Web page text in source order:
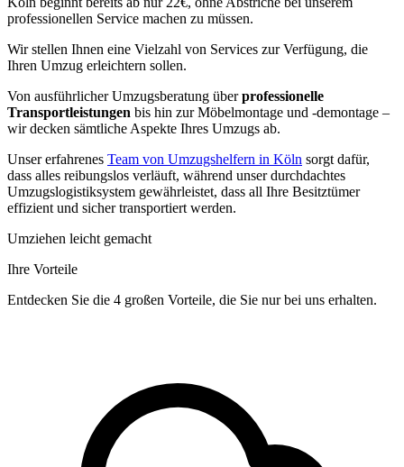
professionellen Service machen zu müssen.
Wir stellen Ihnen eine Vielzahl von Services zur Verfügung, die
Ihren Umzug erleichtern sollen.
Von ausführlicher Umzugsberatung überprofessionelle
Transportleistungen bis hin zur Möbelmontage und -demontage –
wir decken sämtliche Aspekte Ihres Umzugs ab.
Unser erfahrenes Team von Umzugshelfern in Köln sorgt dafür,
dass alles reibungslos verläuft, während unser durchdachtes
Umzugslogistiksystem gewährleistet, dass all Ihre Besitztümer
effizient und sicher transportiert werden.
Umziehen leicht gemacht
Ihre Vorteile
Entdecken Sie die 4 großen Vorteile, die Sie nur bei uns erhalten.